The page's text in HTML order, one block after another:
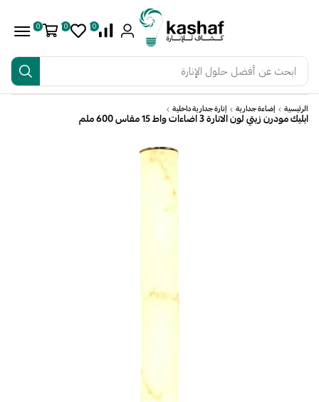
ابحث عن أفضل حلول الإنارة
0
0
0
الرئيسية إضاءة جدارية إنارة جدارية داخلية
ابليك مودرن زيتي لون الانارة 3 اضاءات واط 15 مقاس 600 ملم